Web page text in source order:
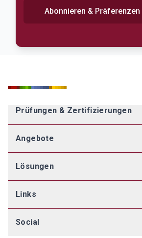
Abonnieren & Präferenzen
Prüfungen & Zertifizierungen
Angebote
Lösungen
Links
Social